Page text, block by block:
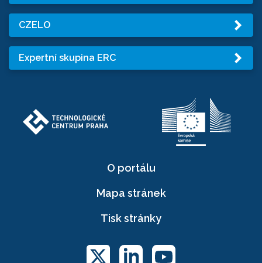
CZELO
Expertní skupina ERC
O portálu
Mapa stránek
Tisk stránky